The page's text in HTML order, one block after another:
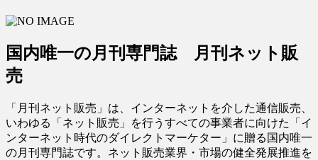
国内唯一の月刊専門誌 月刊ネット販
売
「月刊ネット販売」は、インターネットを介した通信販売、
いわゆる「ネット販売」を行うすべての事業者に向けた「イ
ンターネット時代のダイレクトマーケター」に贈る国内唯一
の月刊専門誌です。ネット販売業界・市場の健全発展推進を